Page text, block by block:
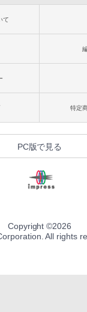
て
特定
PC版で見る
Copyright ©2026
All rights